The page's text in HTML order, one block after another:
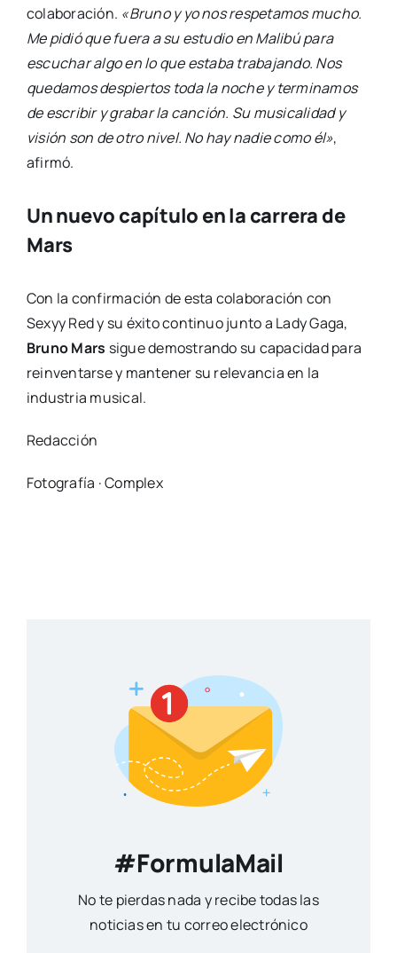
colaboración. «Bruno y yo nos respetamos mucho.
Me pidió que fuera a su estudio en Malibú para
escuchar algo en lo que estaba trabajando. Nos
quedamos despiertos toda la noche y terminamos
de escribir y grabar la canción. Su musicalidad y
visión son de otro nivel. No hay nadie como él»,
afirmó.
Un nuevo capítulo en la carrera de
Mars
Con la confirmación de esta colaboración con
Sexyy Red y su éxito continuo junto a Lady Gaga,
Bruno Mars sigue demostrando su capacidad para
reinventarse y mantener su relevancia en la
industria musical.
Redacción
Fotografía · Complex
#FormulaMail
No te pierdas nada y recibe todas las
noticias en tu correo electrónico